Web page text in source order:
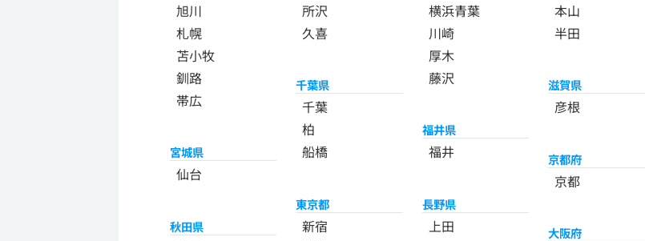
旭川
札幌
苫小牧
釧路
帯広
宮城県
仙台
秋田県
所沢
久喜
千葉県
千葉
柏
船橋
東京都
新宿
横浜青葉
川崎
厚木
藤沢
福井県
福井
長野県
上田
本山
半田
滋賀県
彦根
京都府
京都
大阪府